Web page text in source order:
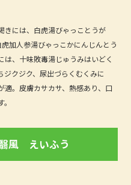
きには、白虎湯びゃっことうが
加人参湯びゃっこかにんじんとう
、十味敗毒湯じゅうみはいどく
ジクジク、尿出づらくむくみに
適。皮膚カサカサ、熱感あり、口
風 えいふう